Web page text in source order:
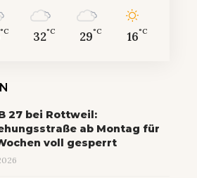
°C 32°C 29°C 16°C
27 bei Rottweil:
ab Montag für
voll gesperrt